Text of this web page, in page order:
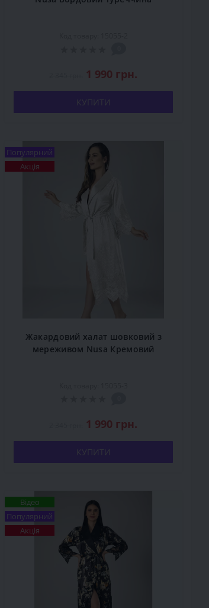
1 990 грн.
КУПИТИ
Популярний
Акція
Жакардовий халат шовковий з
мереживом Nusa Кремовий
1 990 грн.
КУПИТИ
Відео
Популярний
Акція